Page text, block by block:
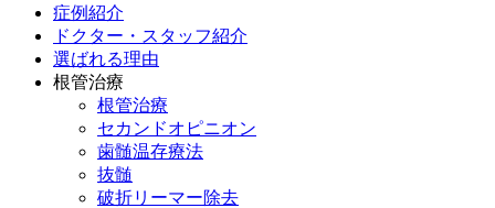
症例紹介
ドクター・スタッフ紹介
選ばれる理由
根管治療
根管治療
セカンドオピニオン
歯髄温存療法
抜髄
破折リーマー除去